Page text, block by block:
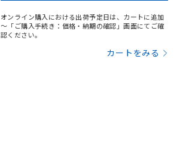
オンライン購入における出荷予定日は、カートに追加
～「ご購入手続き：価格・納期の確認」画面にてご確
認ください。
カートをみる